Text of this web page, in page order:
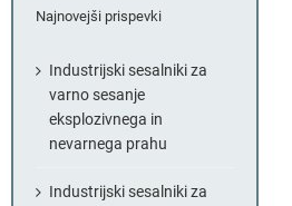
Najnovejši prispevki
Industrijski sesalniki za
varno sesanje
eksplozivnega in
nevarnega prahu
Industrijski sesalniki za